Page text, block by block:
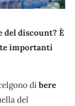
del discount? È
importanti
dibere
del